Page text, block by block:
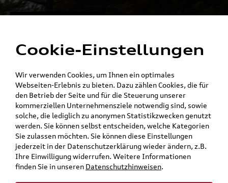
Cookie-Einstellungen
Wir verwenden Cookies, um Ihnen ein optimales
Webseiten-Erlebnis zu bieten. Dazu zählen Cookies, die für
den Betrieb der Seite und für die Steuerung unserer
kommerziellen Unternehmensziele notwendig sind, sowie
solche, die lediglich zu anonymen Statistikzwecken genutzt
werden. Sie können selbst entscheiden, welche Kategorien
Sie zulassen möchten. Sie können diese Einstellungen
jederzeit in der Datenschutzerklärung wieder ändern, z.B.
Ihre Einwilligung widerrufen. Weitere Informationen
finden Sie in unseren Datenschutzhinweisen.